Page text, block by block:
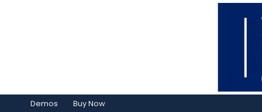
Demos Buy Now